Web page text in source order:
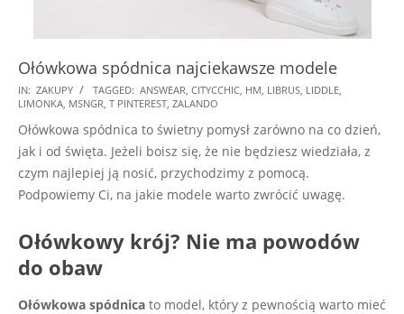
Ołówkowa spódnica najciekawsze modele
2025-
09-
17
IN: ZAKUPY TAGGED: ANSWEAR CITYCCHIC HM LIBRUS LIDDLE
LIMONKA MSNGR T PINTEREST ZALANDO
Ołówkowa spódnica to świetny pomysł zarówno na co dzień,
jak i od święta. Jeżeli boisz się, że nie będziesz wiedziała, z
czym najlepiej ją nosić, przychodzimy z pomocą.
Podpowiemy Ci, na jakie modele warto zwrócić uwagę.
Ołówkowy krój? Nie ma powodów
do obaw
Ołówkowa spódnica to model, który z pewnością warto mieć